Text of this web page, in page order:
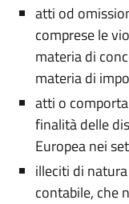
atti od
comprese le
materia di
materia di
atti o
finalità delle
Europea nei
illeciti di
contabile, che